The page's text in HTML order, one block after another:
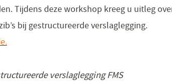
Tijdens deze workshop kreeg u uitleg
bij gestructureerde verslaglegging.
verslaglegging FMS